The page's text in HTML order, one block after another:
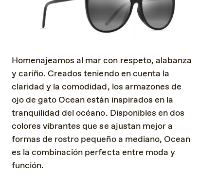
Homenajeamos al mar con respeto, alabanza
y cariño. Creados teniendo en cuenta la
claridad y la comodidad, los armazones de
ojo de gato Ocean están inspirados en la
tranquilidad del océano. Disponibles en dos
colores vibrantes que se ajustan mejor a
formas de rostro pequeño a mediano, Ocean
es la combinación perfecta entre moda y
función.